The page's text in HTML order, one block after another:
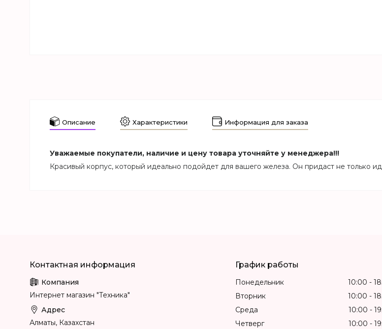
Описание Характеристики Информация для заказа
Уважаемые покупатели, наличие и цену товара уточняйте у менеджера!!!
Красивый корпус, который идеально подойдет для вашего железа. Он придаст не только
Интернет магазин "Техника"
Алматы, Казахстан
График работы
Понедельник 10:00
Вторник
10:00
Среда
10:00
Четверг
10:00